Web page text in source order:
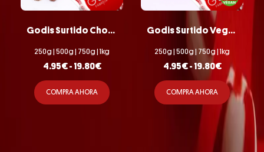
Godis Surtido Chocolate
250g | 500g | 750g | 1kg
4.95€- 19.80€
COMPRA AHORA
Godis Surtido Vegano
250g | 500g | 750g | 1kg
4.95€- 19.80€
COMPRA AHORA